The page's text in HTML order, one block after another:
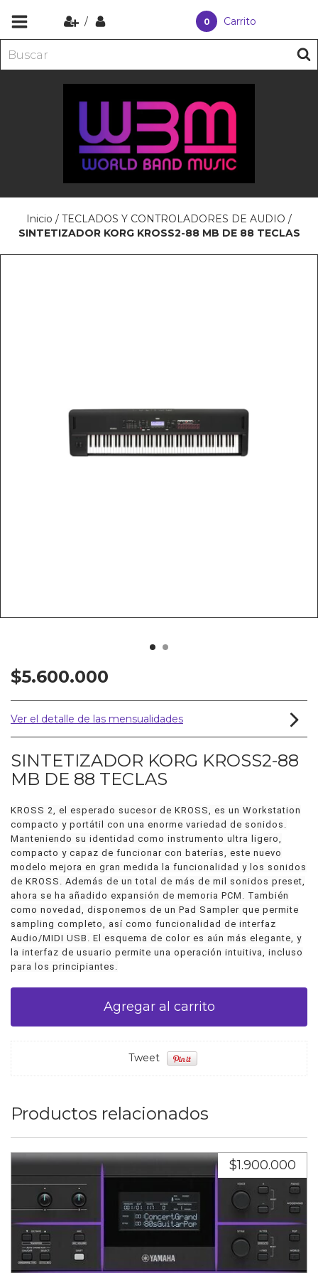
/ 0 Carrito
Inicio / TECLADOS Y CONTROLADORES DE AUDIO /
SINTETIZADOR KORG KROSS2-88 MB DE 88 TECLAS
$5.600.000
Ver el detalle de las mensualidades
SINTETIZADOR KORG KROSS2-88
MB DE 88 TECLAS
KROSS 2, el esperado sucesor de KROSS, es un Workstation
compacto y portátil con una enorme variedad de sonidos.
Manteniendo su identidad como instrumento ultra ligero,
compacto y capaz de funcionar con baterías, este nuevo
modelo mejora en gran medida la funcionalidad y los sonidos
de KROSS. Además de un total de más de mil sonidos preset,
ahora se ha añadido expansión de memoria PCM. También
como novedad, disponemos de un Pad Sampler que permite
sampling completo, así como funcionalidad de interfaz
Audio/MIDI USB. El esquema de color es aún más elegante, y
la interfaz de usuario permite una operación intuitiva, incluso
para los principiantes.
Tweet
Productos relacionados
$1.900.000